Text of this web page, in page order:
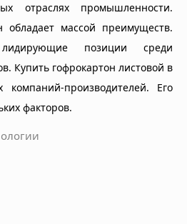
отраслях промышленности.
обладает массой преимуществ.
позиции среди
Купить гофрокартон листовой в
производителей. Его
факторов.